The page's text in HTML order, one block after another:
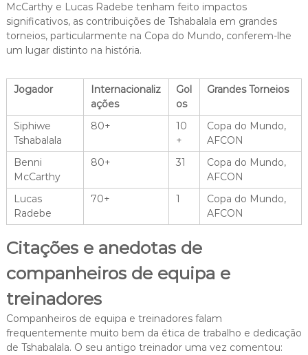
McCarthy e Lucas Radebe tenham feito impactos
significativos, as contribuições de Tshabalala em grandes
torneios, particularmente na Copa do Mundo, conferem-lhe
um lugar distinto na história.
Jogador
Internacionaliz
ações
Gol
os
Grandes Torneios
Siphiwe
Tshabalala
80+
10
+
Copa do Mundo,
AFCON
Benni
McCarthy
80+ 31
Copa do Mundo,
AFCON
Lucas
Radebe
70+ 1
Copa do Mundo,
AFCON
Citações e anedotas de
companheiros de equipa e
treinadores
Companheiros de equipa e treinadores falam
frequentemente muito bem da ética de trabalho e dedicação
de Tshabalala. O seu antigo treinador uma vez comentou: